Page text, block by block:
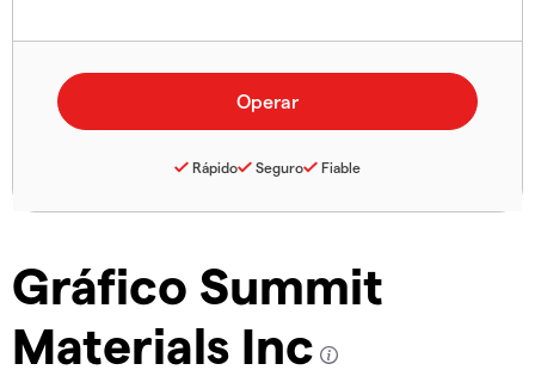
Gráfico Summit
Materials Inc
Rápido Seguro Fiable